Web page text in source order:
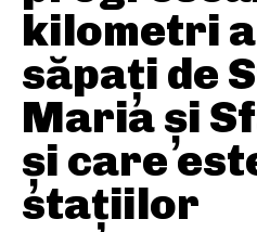
kilometri
săpați de
Maria și
și care
stațiilor